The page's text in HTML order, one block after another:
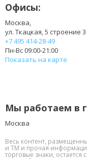
Офисы:
Москва,
ул. Ткацкая, 5 строение 3
+7 495 414-28-49
Пн-Вс 09:00-21:00
Показать на карте
Мы работаем в
Москва
Весь контент,
и ТМ и прочая
торговые знаки,